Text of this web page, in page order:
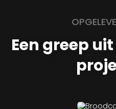
Een greep